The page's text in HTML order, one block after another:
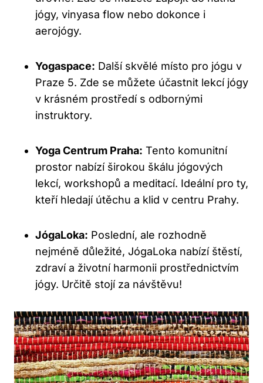
jógy, vinyasa flow nebo dokonce i
aerojógy.
Yogaspace: Další skvělé místo pro jógu v
Praze 5. Zde se můžete účastnit lekcí jógy
v krásném prostředí s odbornými
instruktory.
Yoga Centrum Praha: Tento komunitní
prostor nabízí širokou škálu jógových
lekcí, workshopů a meditací. Ideální pro ty,
kteří hledají útěchu a klid v centru Prahy.
JógaLoka: Poslední, ale rozhodně
nejméně důležité, JógaLoka nabízí štěstí,
zdraví a životní harmonii prostřednictvím
jógy. Určitě stojí za návštěvu!